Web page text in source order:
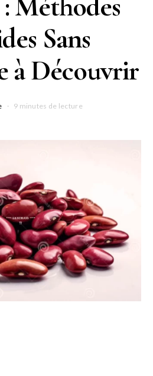
Sans
à Découvrir
9 minutes de lecture